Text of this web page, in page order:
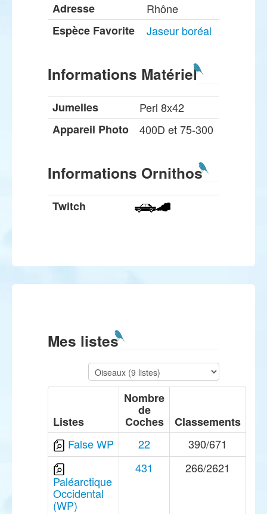
Adresse
Rhône
Espèce Favorite
Jaseur boréal
Informations Matériel
Jumelles
Perl 8x42
Appareil Photo
400D et 75-300
Informations Ornithos
Twitch
Mes listes
Listes
Nombre
de
Coches
Classements
False WP
22 390/671
Paléarctique
Occidental
(WP)
431 266/2621